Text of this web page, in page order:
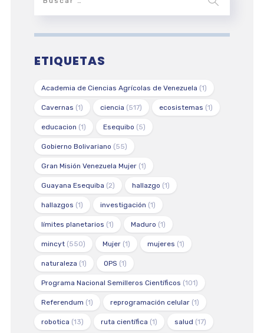
ETIQUETAS
Academia de Ciencias Agrícolas de Venezuela (1)
Cavernas (1) ciencia (517) ecosistemas (1)
educacion (1) Esequibo (5)
Gobierno Bolivariano (55)
Gran Misión Venezuela Mujer(1)
Guayana Esequiba (2) hallazgo (1)
hallazgos (1) investigación (1)
límites planetarios (1) Maduro (1)
mincyt(550) Mujer(1) mujeres (1)
naturaleza (1) OPS (1)
Programa Nacional Semilleros Científicos (101)
Referendum (1) reprogramación celular(1)
robotica (13) ruta científica (1) salud (17)